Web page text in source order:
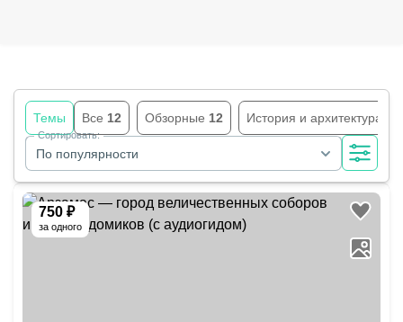
Темы Все 12 Обзорные 12 История и архитектура
По популярности
Сортировать:
750 ₽
за одного